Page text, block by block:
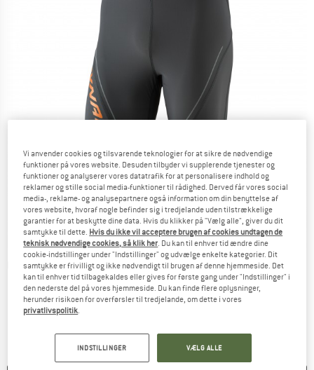
Detaljevisning
Vi anvender cookies og tilsvarende teknologier for at sikre de nødvendige
funktioner på vores website. Desuden tilbyder vi supplerende tjenester og
funktioner og analyserer vores datatrafik for at personalisere indhold og
reklamer og stille social media-funktioner til rådighed. Derved får vores social
media-, reklame- og analysepartnere også information om din benyttelse af
vores website, hvoraf nogle befinder sig i tredjelande uden tilstrækkelige
garantier for at beskytte dine data. Hvis du klikker på "Vælg alle", giver du dit
samtykke til dette. Hvis du ikke vil acceptere brugen af cookies undtagen de
teknisk nødvendige cookies, så klik her. Du kan til enhver tid ændre dine
cookie-indstillinger under "Indstillinger" og udvælge enkelte kategorier. Dit
samtykke er frivilligt og ikke nødvendigt til brugen af denne hjemmeside. Det
kan til enhver tid tilbagekaldes eller gives for første gang under "Indstillinger" i
den nederste del på vores hjemmeside. Du kan finde flere oplysninger,
herunder risikoen for overførsler til tredjelande, om dette i vores
privatlivspolitik.
INDSTILLINGER VÆLG ALLE